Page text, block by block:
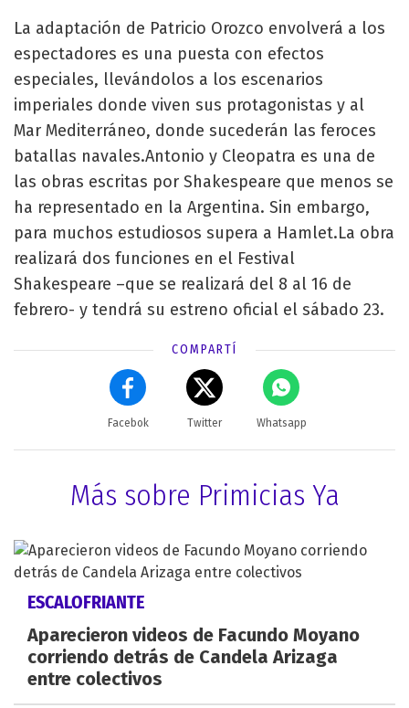
La adaptación de Patricio Orozco envolverá a los
espectadores es una puesta con efectos
especiales, llevándolos a los escenarios
imperiales donde viven sus protagonistas y al
Mar Mediterráneo, donde sucederán las feroces
batallas navales.Antonio y Cleopatra es una de
las obras escritas por Shakespeare que menos se
ha representado en la Argentina. Sin embargo,
para muchos estudiosos supera a Hamlet.La obra
realizará dos funciones en el Festival
Shakespeare –que se realizará del 8 al 16 de
febrero- y tendrá su estreno oficial el sábado 23.
COMPARTÍ
Facebok Twitter Whatsapp
Más sobre Primicias Ya
ESCALOFRIANTE
Aparecieron videos de Facundo Moyano
corriendo detrás de Candela Arizaga
entre colectivos